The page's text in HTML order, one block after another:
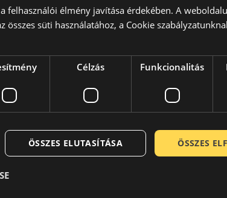
gumiabroncsgyártó mottót is ennek
legjelentősebb autógumikat gyártó vállalata
az utakon.
minden jármű autógumija
valamennyi kontinensén megtaláljuk.
is jutalmazták már a Nankang
megbízható gumiabroncsot, legyen
felhasználói élmény javítása érdekében. A
összes süti használatához, a Cookie
Célzás Funkcionalitás
ÖSSZES
ÖSSZES ELUTASÍTÁSA